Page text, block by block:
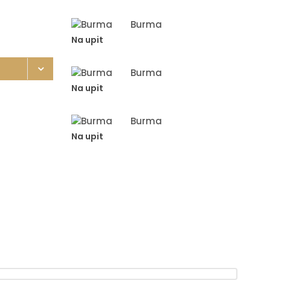
Burma
Na upit
Burma
Na upit
Burma
Na upit